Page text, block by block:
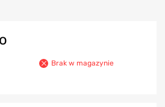
Brak w magazynie